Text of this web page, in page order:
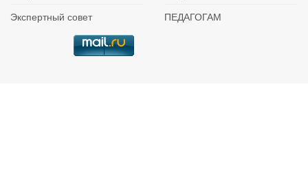
Экспертный совет
ПЕДАГОГАМ